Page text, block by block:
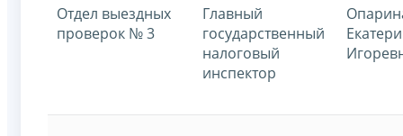
Отдел выездных
проверок № 3
Главный
государственный
налоговый
инспектор